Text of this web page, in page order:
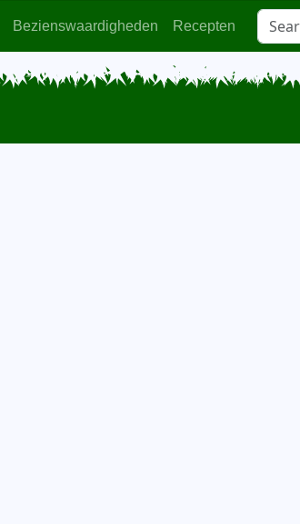
Bezienswaardigheden Recepten